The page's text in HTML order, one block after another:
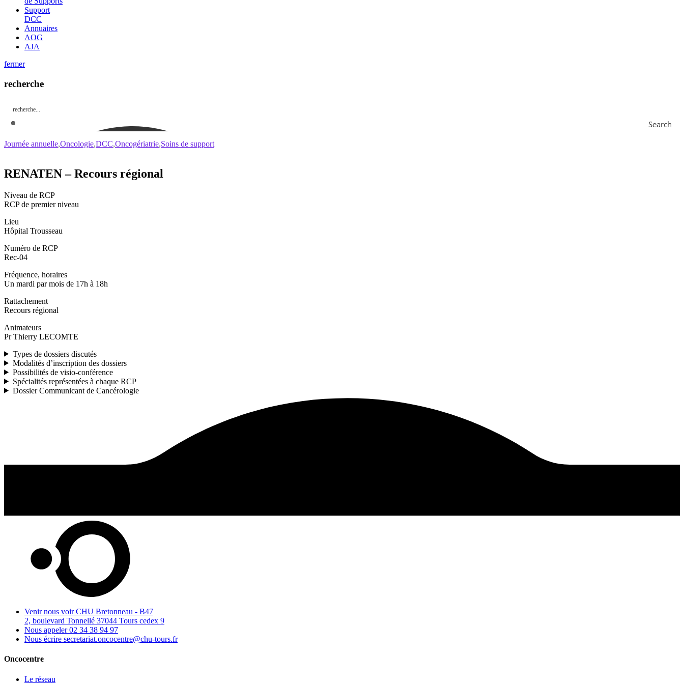
Support
DCC
Annuaires
AOG
AJA
fermer
recherche
Search
Journée annuelle Oncologie DCC Oncogériatrie Soins de support
RENATEN – Recours régional
Niveau de RCP
RCP de premier niveau
Lieu
Hôpital Trousseau
Numéro de RCP
Rec-04
Fréquence, horaires
Un mardi par mois de 17h à 18h
Rattachement
Recours régional
Animateurs
Pr Thierry LECOMTE
Types de dossiers discutés
Modalités d’inscription des dossiers
Possibilités de visio-conférence
Spécialités représentées à chaque RCP
Dossier Communicant de Cancérologie
Venir nous voir CHU Bretonneau - B47
2, boulevard Tonnellé 37044 Tours cedex 9
Nous appeler 02 34 38 94 97
Nous écrire secretariat.oncocentre@chu-tours.fr
Oncocentre
Le réseau